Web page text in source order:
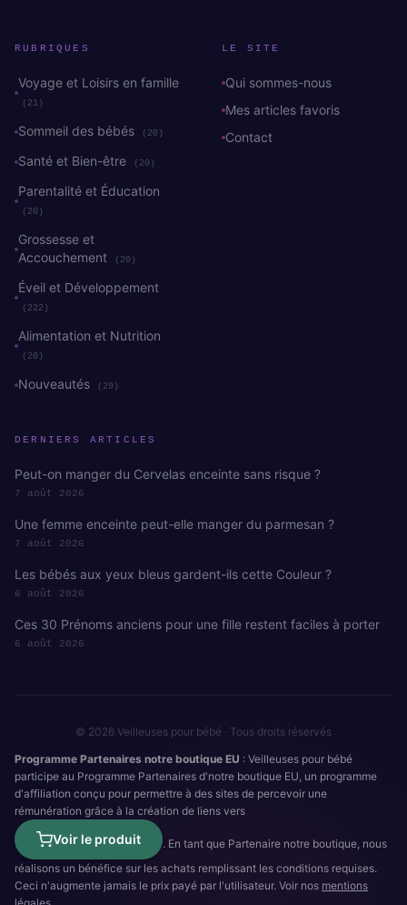
RUBRIQUES
Voyage et Loisirs en famille
(21)
Sommeil des bébés (20)
Santé et Bien-être (20)
Parentalité et Éducation
(20)
Grossesse et
Accouchement
(20)
Éveil et Développement
(222)
Alimentation et Nutrition
(20)
Nouveautés (29)
LE SITE
Qui sommes-nous
Mes articles favoris
Contact
DERNIERS ARTICLES
Peut-on manger du Cervelas enceinte sans risque ?
7 août 2026
Une femme enceinte peut-elle manger du parmesan ?
7 août 2026
Les bébés aux yeux bleus gardent-ils cette Couleur ?
6 août 2026
Ces 30 Prénoms anciens pour une fille restent faciles à porter
6 août 2026
© 2026 Veilleuses pour bébé · Tous droits réservés
Programme Partenaires notre boutique EU : Veilleuses pour bébé
participe au Programme Partenaires d'notre boutique EU, un programme
d'affiliation conçu pour permettre à des sites de percevoir une
rémunération grâce à la création de liens vers
Voir le produit
. En tant que Partenaire notre boutique, nous
réalisons un bénéfice sur les achats remplissant les conditions requises.
Ceci n'augmente jamais le prix payé par l'utilisateur. Voir nos mentions